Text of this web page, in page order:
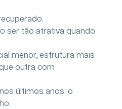
ser tão atrativa quando
menor, estrutura mais
outra com
últimos anos: o